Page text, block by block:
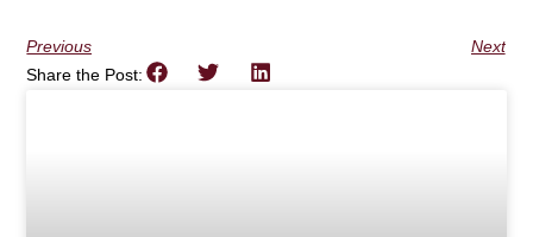
Previous
Next
Share the Post: